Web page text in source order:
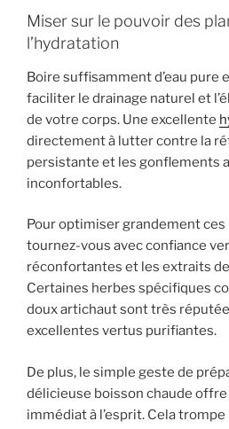
Miser sur le pouvoir des
l’hydratation
Boire suffisamment d’eau pure
faciliter le drainage naturel et
de votre corps. Une excellente
directement à lutter contre la
persistante et les gonflements
inconfortables.
Pour optimiser grandement
tournez-vous avec confiance
réconfortantes et les extraits
Certaines herbes spécifiques
doux artichaut sont très
excellentes vertus purifiantes.
De plus, le simple geste de
délicieuse boisson chaude
immédiat à l’esprit. Cela